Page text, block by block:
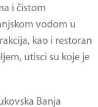
i čistom
vodom u
kao i restoran
utisci su koje je
Banja